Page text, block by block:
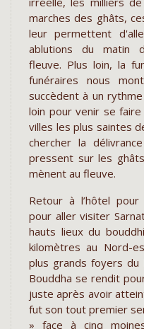
marches des ghâts,
leur permettent
ablutions du matin
fleuve. Plus loin, la
funéraires nous
succèdent à un
loin pour venir se faire
villes les plus saintes
chercher la
pressent sur les
mènent au fleuve.
Retour à l’hôtel
pour aller visiter
hauts lieux du
kilomètres au Nord-
plus grands foyers du
Bouddha se rendit
juste après avoir
fut son tout premier
» face à cinq